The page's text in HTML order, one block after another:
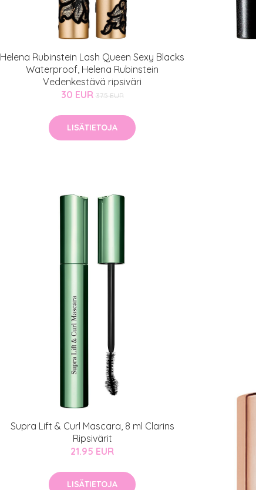
Helena Rubinstein Lash Queen Sexy Blacks
Waterproof, Helena Rubinstein
Vedenkestävä ripsiväri
30 EUR 37.5 EUR
LISÄTIETOJA
Supra Lift & Curl Mascara, 8 ml Clarins
Ripsivärit
21.95 EUR
LISÄTIETOJA